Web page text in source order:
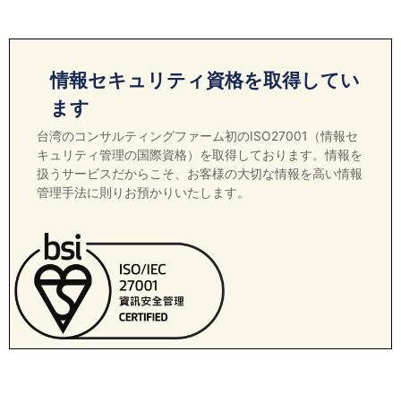
情報セキュリティ資格を取得してい
ます
台湾のコンサルティングファーム初のISO27001（情報セ
キュリティ管理の国際資格）を取得しております。情報を
扱うサービスだからこそ、お客様の大切な情報を高い情報
管理手法に則りお預かりいたします。